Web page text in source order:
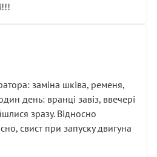
заміна шківа, ременя,
день: вранці завіз, ввечері
зразу. Відносно
свист при запуску двигуна